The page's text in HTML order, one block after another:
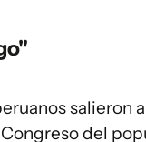
salieron
del